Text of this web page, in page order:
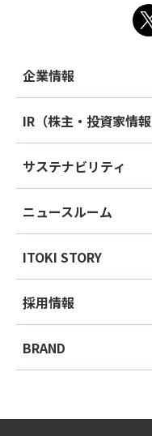
企業情報
IR（株主・投資家情報
サステナビリティ
ニュースルーム
ITOKI STORY
採用情報
BRAND